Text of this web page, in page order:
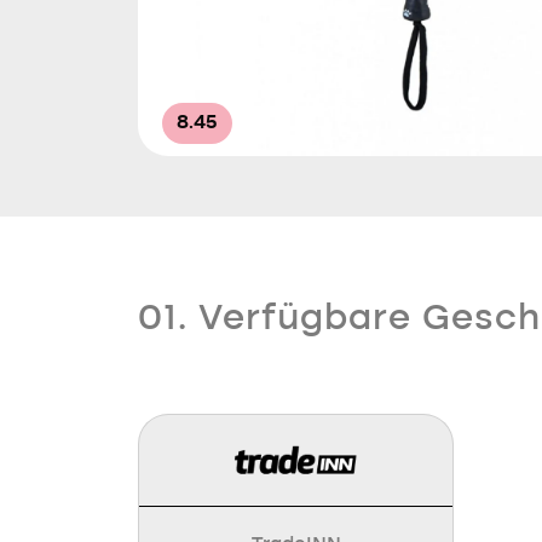
8.45
01. Verfügbare